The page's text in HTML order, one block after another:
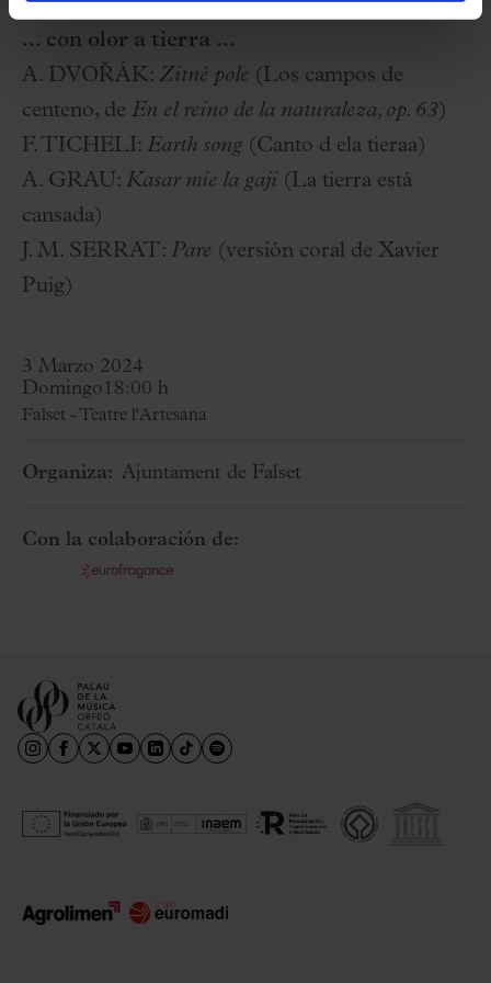
... con olor a tierra ...
A. DVOŘÁK: Zitné pole (Los campos de
centeno, de En el reino de la naturaleza, op. 63)
F. TICHELI: Earth song (Canto d ela tieraa)
A. GRAU: Kasar mie la gaji (La tierra está
cansada)
J. M. SERRAT: Pare (versión coral de Xavier
Puig)
3 Marzo 2024
Domingo 18:00 h
Falset - Teatre l'Artesana
Organiza: Ajuntament de Falset
Con la colaboración de: